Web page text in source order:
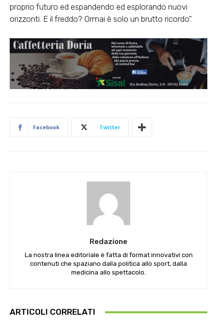
proprio futuro ed espandendo ed esplorando nuovi
orizzonti. E il freddo? Ormai è solo un brutto ricordo”.
Facebook Twitter
Redazione
La nostra linea editoriale è fatta di format innovativi con
contenuti che spaziano dalla politica allo sport, dalla
medicina allo spettacolo.
ARTICOLI CORRELATI